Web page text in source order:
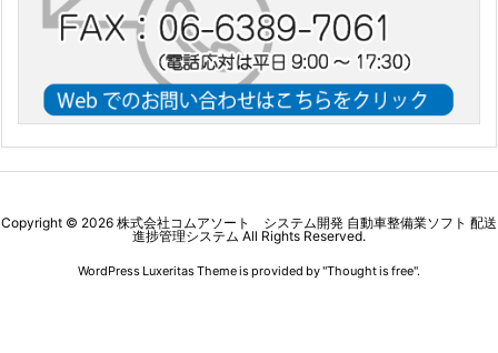
Copyright © 2026 株式会社コムアソート システム開発 自動車整備業ソフト 配送
進捗管理システム All Rights Reserved.
WordPress Luxeritas Theme is provided by "Thought is free".